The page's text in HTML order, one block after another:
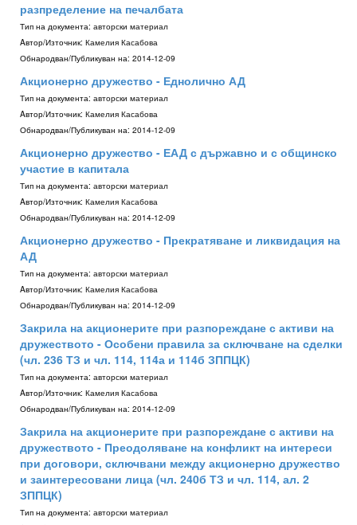
разпределение на печалбата
Тип на документа: авторски материал
Aвтор/Източник: Камелия Касабова
Обнародван/Публикуван на: 2014-12-09
Акционерно дружество - Еднолично АД
Тип на документа: авторски материал
Aвтор/Източник: Камелия Касабова
Обнародван/Публикуван на: 2014-12-09
Акционерно дружество - ЕАД с държавно и с общинско
участие в капитала
Тип на документа: авторски материал
Aвтор/Източник: Камелия Касабова
Обнародван/Публикуван на: 2014-12-09
Акционерно дружество - Прекратяване и ликвидация на
АД
Тип на документа: авторски материал
Aвтор/Източник: Камелия Касабова
Обнародван/Публикуван на: 2014-12-09
Закрила на акционерите при разпореждане с активи на
дружеството - Особени правила за сключване на сделки
(чл. 236 ТЗ и чл. 114, 114а и 114б ЗППЦК)
Тип на документа: авторски материал
Aвтор/Източник: Камелия Касабова
Обнародван/Публикуван на: 2014-12-09
Закрила на акционерите при разпореждане с активи на
дружеството - Преодоляване на конфликт на интереси
при договори, сключвани между акционерно дружество
и заинтересовани лица (чл. 240б ТЗ и чл. 114, ал. 2
ЗППЦК)
Тип на документа: авторски материал